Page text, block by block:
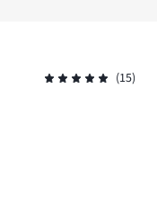
(15)